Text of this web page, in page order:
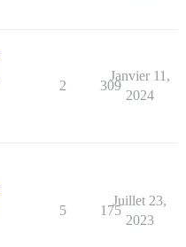
2 309
Janvier 11,
2024
5 175
Juillet 23,
2023